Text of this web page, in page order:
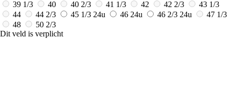
39 1/3 40 40 2/3 41 1/3 42 42 2/3
43 1/3
44
44 2/3 45 1/3 24u 46 24u 46 2/3 24u
47 1/3
48
50 2/3
Dit veld is verplicht